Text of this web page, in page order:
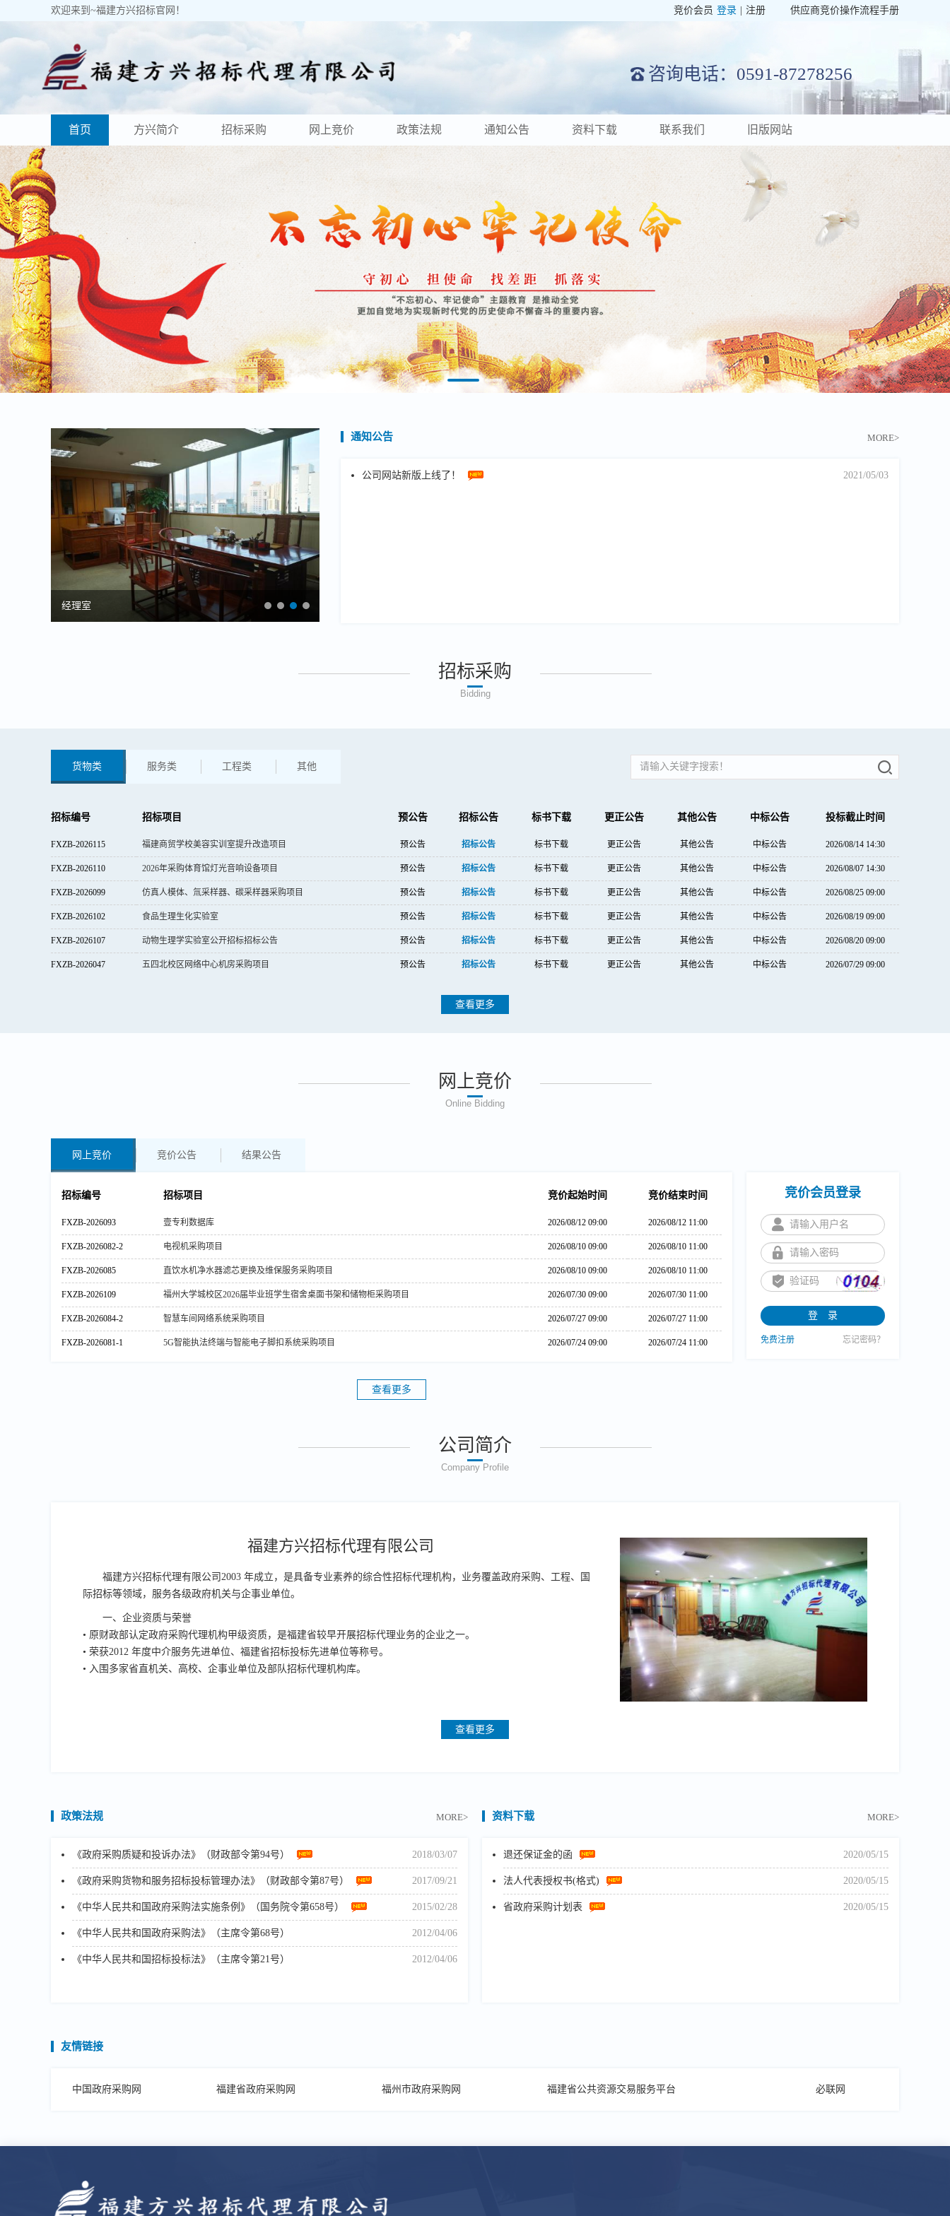
欢迎来到~福建方兴招标官网！ 竞价会员 登录 注册 供应商竞价操作流程手册
咨询电话：0591-87278256
首页 方兴简介 招标采购 网上竞价 政策法规 通知公告 资料下载 联系我们 旧版网站
办公环境
福建方兴招标
福建方兴招标
经理室
通知公告 MORE>
公司网站新版上线了！ 2021/05/03
招标采购
Bidding
货物类 服务类 工程类 其他
招标编号 招标项目 预公告 招标公告 标书下载 更正公告 其他公告 中标公告 投标截止时间
FXZB-2026115 福建商贸学校美容实训室提升改造项目 预公告 招标公告 标书下载 更正公告 其他公告 中标公告 2026/08/14 14:30
FXZB-2026110 2026年采购体育馆灯光音响设备项目 预公告 招标公告 标书下载 更正公告 其他公告 中标公告 2026/08/07 14:30
FXZB-2026099 仿真人模体、氚采样器、碳采样器采购项目 预公告 招标公告 标书下载 更正公告 其他公告 中标公告 2026/08/25 09:00
FXZB-2026102 食品生理生化实验室 预公告 招标公告 标书下载 更正公告 其他公告 中标公告 2026/08/19 09:00
FXZB-2026107 动物生理学实验室公开招标招标公告 预公告 招标公告 标书下载 更正公告 其他公告 中标公告 2026/08/20 09:00
FXZB-2026047 五四北校区网络中心机房采购项目 预公告 招标公告 标书下载 更正公告 其他公告 中标公告 2026/07/29 09:00
查看更多
网上竞价
Online Bidding
网上竞价 竞价公告 结果公告
招标编号 招标项目 竞价起始时间 竞价结束时间
FXZB-2026093 壹专利数据库 2026/08/12 09:00 2026/08/12 11:00
FXZB-2026082-2 电视机采购项目 2026/08/10 09:00 2026/08/10 11:00
FXZB-2026085 直饮水机净水器滤芯更换及维保服务采购项目 2026/08/10 09:00 2026/08/10 11:00
FXZB-2026109 福州大学城校区2026届毕业班学生宿舍桌面书架和储物柜采购项目 2026/07/30 09:00 2026/07/30 11:00
FXZB-2026084-2 智慧车间网络系统采购项目 2026/07/27 09:00 2026/07/27 11:00
FXZB-2026081-1 5G智能执法终端与智能电子脚扣系统采购项目 2026/07/24 09:00 2026/07/24 11:00
查看更多
竞价会员登录
免费注册 忘记密码？
公司简介
Company Profile
福建方兴招标代理有限公司
福建方兴招标代理有限公司2003 年成立，是具备专业素养的综合性招标代理机构，业务覆盖政府采购、工程、国
际招标等领域，服务各级政府机关与企事业单位。
一、企业资质与荣誉
• 原财政部认定政府采购代理机构甲级资质，是福建省较早开展招标代理业务的企业之一。
• 荣获2012 年度中介服务先进单位、福建省招标投标先进单位等称号。
• 入围多家省直机关、高校、企事业单位及部队招标代理机构库。
查看更多
政策法规 MORE>
《政府采购质疑和投诉办法》（财政部令第94号） 2018/03/07
《政府采购货物和服务招标投标管理办法》（财政部令第87号） 2017/09/21
《中华人民共和国政府采购法实施条例》（国务院令第658号） 2015/02/28
《中华人民共和国政府采购法》（主席令第68号） 2012/04/06
《中华人民共和国招标投标法》（主席令第21号） 2012/04/06
资料下载 MORE>
退还保证金的函 2020/05/15
法人代表授权书(格式) 2020/05/15
省政府采购计划表 2020/05/15
友情链接
中国政府采购网 福建省政府采购网 福州市政府采购网 福建省公共资源交易服务平台 必联网